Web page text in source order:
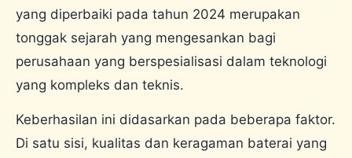
yang diperbaiki pada tahun 2024 merupakan
tonggak sejarah yang mengesankan bagi
perusahaan yang berspesialisasi dalam teknologi
yang kompleks dan teknis.
Keberhasilan ini didasarkan pada beberapa faktor.
Di satu sisi, kualitas dan keragaman baterai yang